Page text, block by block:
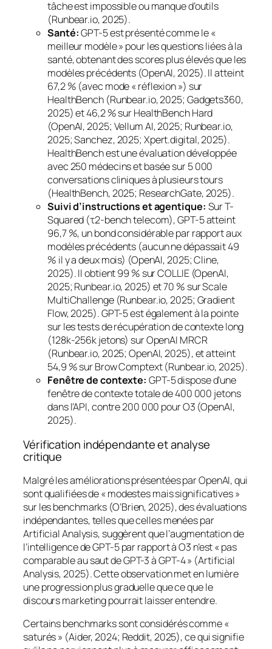
tâche est impossible ou manque d’outils
(Runbear.io, 2025).
Santé:GPT-5 est présenté comme le «
meilleur modèle » pour les questions liées à la
santé, obtenant des scores plus élevés que les
modèles précédents (OpenAI, 2025). Il atteint
67,2 % (avec mode « réflexion ») sur
HealthBench (Runbear.io, 2025; Gadgets360,
2025) et 46,2 % sur HealthBench Hard
(OpenAI, 2025; Vellum AI, 2025; Runbear.io,
2025; Sanchez, 2025; Xpert.digital, 2025).
HealthBench est une évaluation développée
avec 250 médecins et basée sur 5 000
conversations cliniques à plusieurs tours
(HealthBench, 2025; ResearchGate, 2025).
Suivi d’instructions et agentique: Sur T-
Squared (τ2-bench telecom), GPT-5 atteint
96,7 %, un bond considérable par rapport aux
modèles précédents (aucun ne dépassait 49
% il y a deux mois) (OpenAI, 2025; Cline,
2025). Il obtient 99 % sur COLLIE (OpenAI,
2025; Runbear.io, 2025) et 70 % sur Scale
MultiChallenge (Runbear.io, 2025; Gradient
Flow, 2025). GPT-5 est également à la pointe
sur les tests de récupération de contexte long
(128k-256k jetons) sur OpenAI MRCR
(Runbear.io, 2025; OpenAI, 2025), et atteint
54,9 % sur Brow Comptext (Runbear.io, 2025).
Fenêtre de contexte: GPT-5 dispose d’une
fenêtre de contexte totale de 400 000 jetons
dans l’API, contre 200 000 pour O3 (OpenAI,
2025).
Vérification indépendante et analyse
critique
Malgré les améliorations présentées par OpenAI, qui
sont qualifiées de « modestes mais significatives »
sur lesbenchmarks (O’Brien, 2025), des évaluations
indépendantes, telles que celles menées par
Artificial Analysis, suggèrent que l’augmentation de
l’intelligence de GPT-5 par rapport à O3 n’est « pas
comparable au saut de GPT-3 à GPT-4 » (Artificial
Analysis, 2025). Cette observation met en lumière
une progression plus graduelle que ce que le
discours marketing pourrait laisser entendre.
Certainsbenchmarkssont considérés comme «
saturés » (Aider, 2024; Reddit, 2025), ce qui signifie